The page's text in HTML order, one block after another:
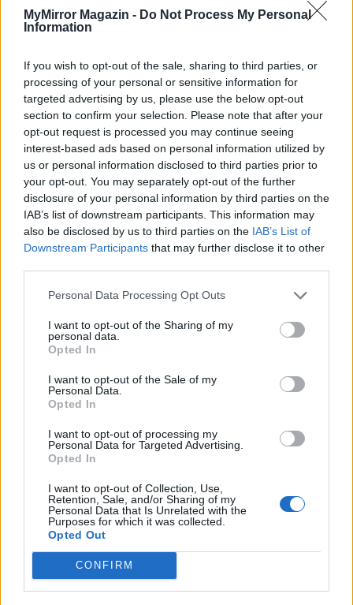
MyMirror Magazin - Do Not Process My Personal
Information
If you wish to opt-out of the sale, sharing to third parties, or
processing of your personal or sensitive information for
targeted advertising by us, please use the below opt-out
section to confirm your selection. Please note that after your
opt-out request is processed you may continue seeing
interest-based ads based on personal information utilized by
us or personal information disclosed to third parties prior to
your opt-out. You may separately opt-out of the further
disclosure of your personal information by third parties on the
IAB’s list of downstream participants. This information may
also be disclosed by us to third parties on the IAB’s List of
Downstream Participants that may further disclose it to other
Personal Data Processing Opt Outs
I want to opt-out of the Sharing of my
personal data.
Opted In
I want to opt-out of the Sale of my
Personal Data.
Opted In
I want to opt-out of processing my
Personal Data for Targeted Advertising.
Opted In
I want to opt-out of Collection, Use,
Retention, Sale, and/or Sharing of my
Personal Data that Is Unrelated with the
Purposes for which it was collected.
Opted Out
CONFIRM
Minka 12. rész
Minka 11. rész
T. szereti a fiatal lányokat 14. rész
Pedig szóltam… – Miért nem hiszünk a
A legidegesítőbb kifejezések laza
gyűjteménye
Elyna Robbs: Adéle és az örökölt árnyak
A világ legismertebb ruhái